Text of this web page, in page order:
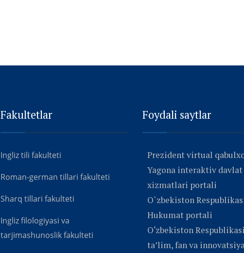
Fakultetlar
Ingliz tili fakulteti
Roman-german tillari fakulteti
Sharq tillari fakulteti
Ingliz filologiyasi va
tarjimashunoslik fakulteti
Foydali saytlar
Prezident virtual
Yagona interaktiv davlat
xizmatlari portali
O`zbekiston
Hukumat portali
O‘zbekiston
ta’lim, fan va